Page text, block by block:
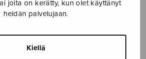
joita on kerätty, kun olet käyttänyt
heidän palvelujaan.
Kiellä